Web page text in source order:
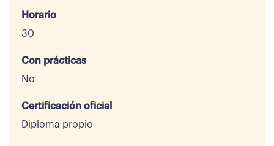
Horario
30
Con prácticas
No
Certificación oficial
Diploma propio